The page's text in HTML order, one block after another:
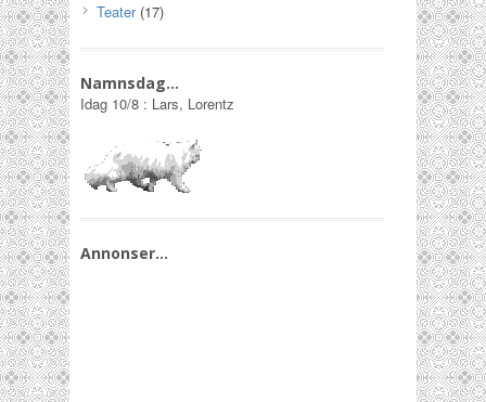
Teater(17)
Namnsdag…
Idag 10/8 : Lars, Lorentz
Annonser…